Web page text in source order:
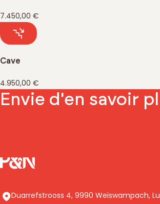
7.450,00 €
Cave
4.950,00 €
Envie d'en savoir
Pierre & Nature Luxembourg S.A.
Adresse
Duarrefstrooss 4, 9990 Weiswampach,